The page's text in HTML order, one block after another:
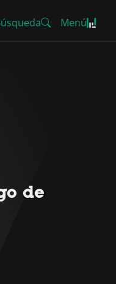
Menú
de